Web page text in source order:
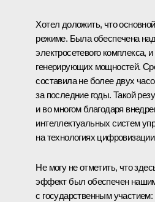
Хотел доложить, что
режиме. Была обеспечена
электросетевого комплекса,
генерирующих мощностей.
составила не более двух
за последние годы. Такой
и во многом благодаря
интеллектуальных систем
на технологиях
Не могу не отметить, что
эффект был обеспечен
с государственным